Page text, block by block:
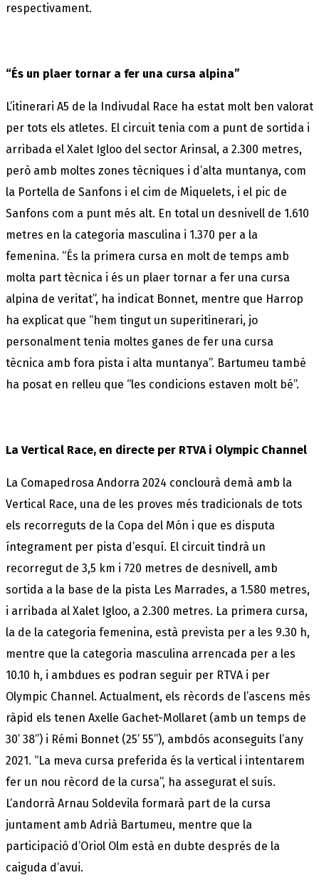
respectivament.
“És un plaer tornar a fer una cursa alpina”
L’itinerari A5 de la Indivudal Race ha estat molt ben valorat
per tots els atletes. El circuit tenia com a punt de sortida i
arribada el Xalet Igloo del sector Arinsal, a 2.300 metres,
però amb moltes zones tècniques i d’alta muntanya, com
la Portella de Sanfons i el cim de Miquelets, i el pic de
Sanfons com a punt més alt. En total un desnivell de 1.610
metres en la categoria masculina i 1.370 per a la
femenina. “És la primera cursa en molt de temps amb
molta part tècnica i és un plaer tornar a fer una cursa
alpina de veritat”, ha indicat Bonnet, mentre que Harrop
ha explicat que “hem tingut un superitinerari, jo
personalment tenia moltes ganes de fer una cursa
tècnica amb fora pista i alta muntanya”. Bartumeu també
ha posat en relleu que “les condicions estaven molt bé”.
La Vertical Race, en directe per RTVA i Olympic Channel
La Comapedrosa Andorra 2024 conclourà demà amb la
Vertical Race, una de les proves més tradicionals de tots
els recorreguts de la Copa del Món i que es disputa
íntegrament per pista d’esquí. El circuit tindrà un
recorregut de 3,5 km i 720 metres de desnivell, amb
sortida a la base de la pista Les Marrades, a 1.580 metres,
i arribada al Xalet Igloo, a 2.300 metres. La primera cursa,
la de la categoria femenina, està prevista per a les 9.30 h,
mentre que la categoria masculina arrencada per a les
10.10 h, i ambdues es podran seguir per RTVA i per
Olympic Channel. Actualment, els rècords de l’ascens més
ràpid els tenen Axelle Gachet-Mollaret (amb un temps de
30’ 38’’) i Rémi Bonnet (25’ 55’’), ambdós aconseguits l’any
2021. “La meva cursa preferida és la vertical i intentarem
fer un nou rècord de la cursa”, ha assegurat el suís.
L’andorrà Arnau Soldevila formarà part de la cursa
juntament amb Adrià Bartumeu, mentre que la
participació d’Oriol Olm està en dubte després de la
caiguda d’avui.